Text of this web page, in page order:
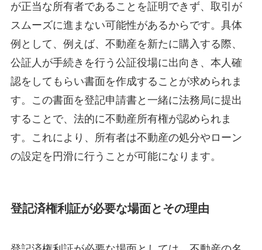
が正当な所有者であることを証明できず、取引が
スムーズに進まない可能性があるからです。具体
例として、例えば、不動産を新たに購入する際、
公証人が手続きを行う公証役場に出向き、本人確
認をしてもらい書面を作成することが求められま
す。この書面を登記申請書と一緒に法務局に提出
することで、法的に不動産所有権が認められま
す。これにより、所有者は不動産の処分やローン
の設定を円滑に行うことが可能になります。
登記済権利証が必要な場面とその理由